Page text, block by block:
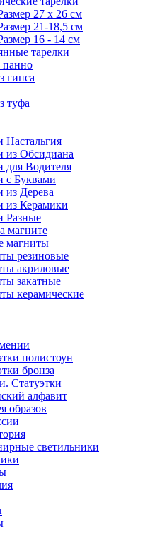
27 х 26 см
21-18,5 см
16 - 14 см
тарелки
панно
гипса
туфа
Настальгия
из Обсидиана
для Водителя
с Буквами
из Дерева
из Керамики
Разные
магните
магниты
резиновые
акриловые
закатные
керамические
полистоун
бронза
Статуэтки
алфавит
образов
светильники